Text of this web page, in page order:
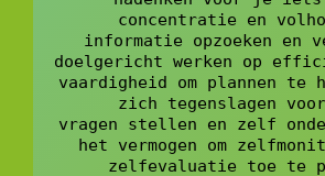
concentratie en
informatie opzoeken en
doelgericht werken op
vaardigheid om plannen te
zich tegenslagen
vragen stellen en zelf
het vermogen om
zelfevaluatie toe te